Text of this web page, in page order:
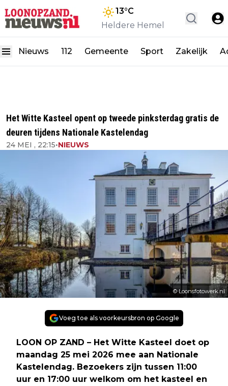
13°C
Heldere Hemel
Nieuws 112 Gemeente Sport Zakelijk
Het Witte Kasteel opent op tweede pinksterdag gratis de
deuren tijdens Nationale Kastelendag
24 MEI , 22:15•NIEUWS
© Loonsfotowerk.nl
Voeg toe als voorkeursbron op Google
LOON OP ZAND – Het Witte Kasteel doet op
maandag 25 mei 2026 mee aan Nationale
Kastelendag. Bezoekers zijn tussen 11:00
uur en 17:00 uur welkom om het kasteel en